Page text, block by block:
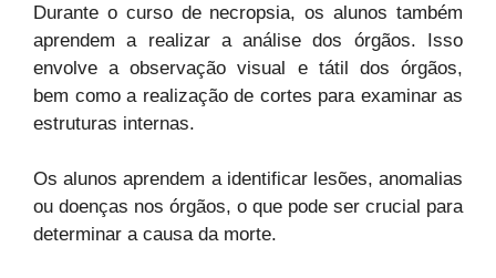
Durante o curso de necropsia, os alunos também
aprendem a realizar a análise dos órgãos. Isso
envolve a observação visual e tátil dos órgãos,
bem como a realização de cortes para examinar as
estruturas internas.
Os alunos aprendem a identificar lesões, anomalias
ou doenças nos órgãos, o que pode ser crucial para
determinar a causa da morte.